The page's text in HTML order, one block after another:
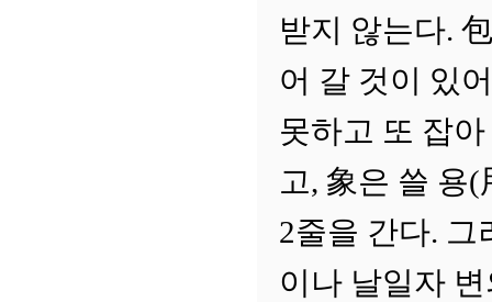
받지 않는다.
어 갈 것이 있
못하고 또 잡
고, 象은 쓸 용
2줄을 간다. 그
이나 날일자